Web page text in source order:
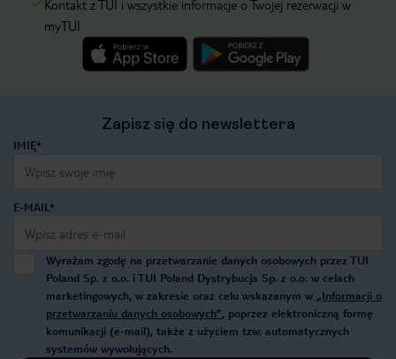
Kontakt z TUI i wszystkie informacje o Twojej rezerwacji w
myTUI
Zapisz się do newslettera
IMIĘ*
E-MAIL*
Wyrażam zgodę na przetwarzanie danych osobowych przez TUI
Poland Sp. z o.o. i TUI Poland Dystrybucja Sp. z o.o. w celach
marketingowych, w zakresie oraz celu wskazanym w „Informacji o
przetwarzaniu danych osobowych”, poprzez elektroniczną formę
komunikacji (e-mail), także z użyciem tzw. automatycznych
systemów wywołujących.